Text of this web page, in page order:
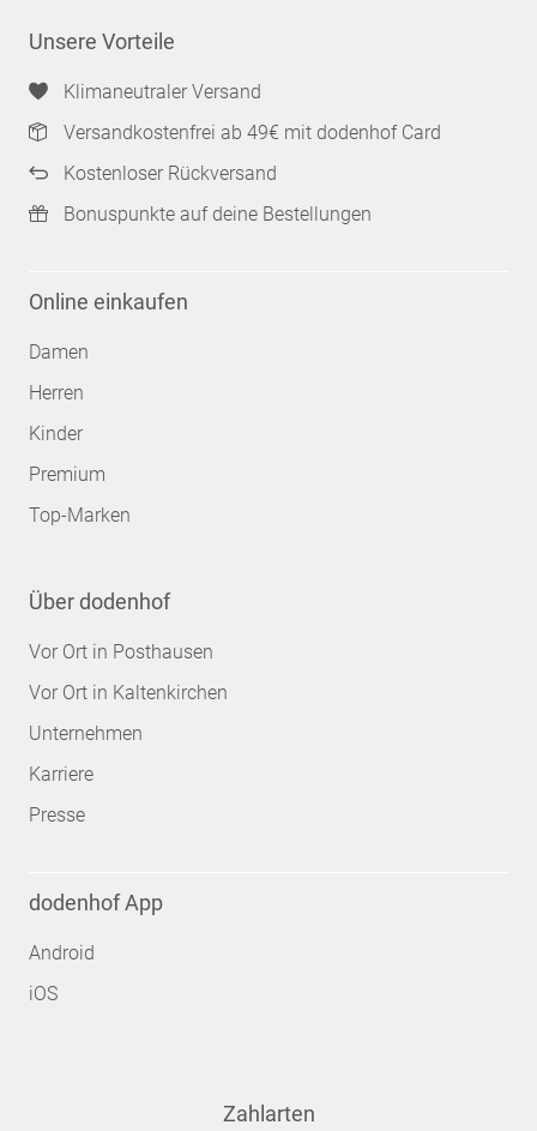
Unsere Vorteile
Klimaneutraler Versand
Versandkostenfrei ab 49€ mit dodenhof Card
Kostenloser Rückversand
Bonuspunkte auf deine Bestellungen
Online einkaufen
Damen
Herren
Kinder
Premium
Top-Marken
Über dodenhof
Vor Ort in Posthausen
Vor Ort in Kaltenkirchen
Unternehmen
Karriere
Presse
dodenhof App
Android
iOS
Zahlarten